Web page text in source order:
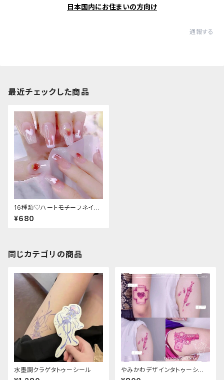
日本国内にお住まいの方向け
通報する
最近チェックした商品
16種類♡ハートモチーフネイル
チップ
¥680
同じカテゴリの商品
水墨調クラゲタトゥーシール
やみかわデザインタトゥーシー
ル